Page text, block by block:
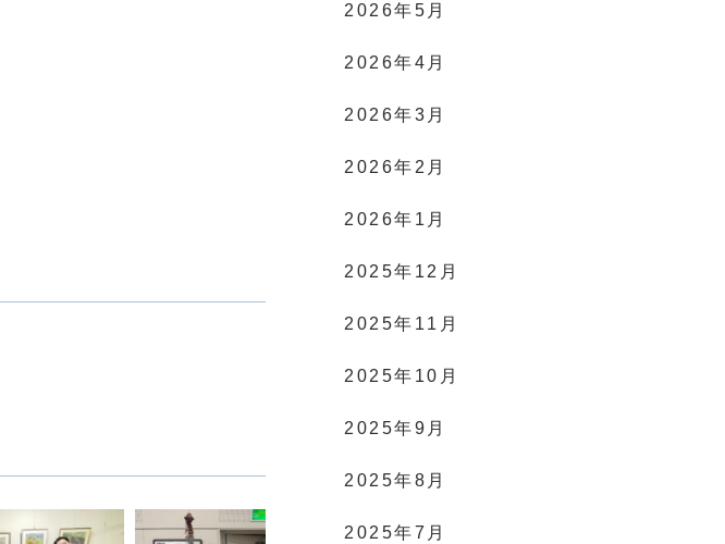
2026年5月
2026年4月
2026年3月
2026年2月
2026年1月
2025年12月
2025年11月
2025年10月
2025年9月
2025年8月
2025年7月